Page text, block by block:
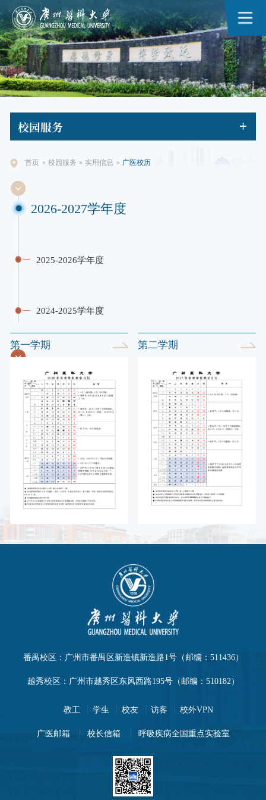
校园服务
首页 » 校园服务 » 实用信息 » 广医校历
2026-2027学年度
2025-2026学年度
2024-2025学年度
2022-2023学年度
2021-2022学年度
2018-2019学年度
第一学期 第二学期
第一学期 第二学期
第一学期 第二学期
第一学期 第二学期
第一学期 第二学期
第一学期 第二学期
第一学期 第二学期
第一学期 第二学期
第一学期 第二学期
第一学期 第二学期
番禺校区：广州市番禺区新造镇新造路1号（邮编：511436）
越秀校区：广州市越秀区东风西路195号（邮编：510182）
教工 学生 校友 访客 校外VPN
广医邮箱 校长信箱 呼吸疾病全国重点实验室